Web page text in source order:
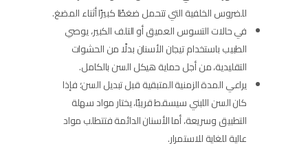
للضروس الخلفية التي تتحمل ضغطًا كبيرًا أثناء المضغ.
في حالات التسوس العميق أو التلف الكبير، يوصي
الطبيب باستخدام تيجان الأسنان بدلًا من الحشوات
التقليدية، من أجل حماية هيكل السن بالكامل.
يراعي المدة الزمنية المتبقية قبل تبديل السن؛ فإذا
كان السن اللبني سيسقط قريبًا، يختار مواد سهلة
التطبيق وسريعة، أما الأسنان الدائمة فتتطلب مواد
عالية للغاية للاستمرار.